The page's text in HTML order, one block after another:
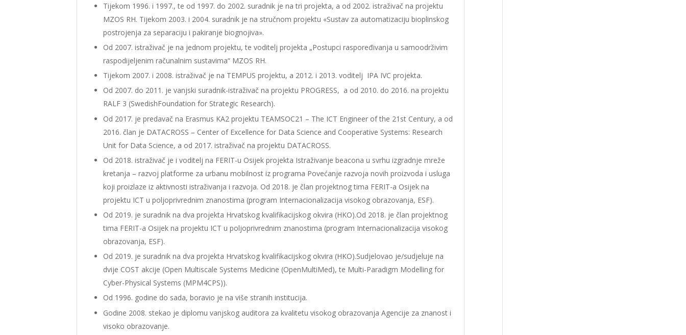
Tijekom 1996. i 1997., te od 1997. do 2002. suradnik je na tri projekta, a od 2002. istraživač na projektu
MZOS RH. Tijekom 2003. i 2004. suradnik je na stručnom projektu «Sustav za automatizaciju bioplinskog
postrojenja za separaciju i pakiranje biognojiva».
Od 2007. istraživač je na jednom projektu, te voditelj projekta „Postupci raspoređivanja u samoodrživim
raspodijeljenim računalnim sustavima“ MZOS RH.
Tijekom 2007. i 2008. istraživač je na TEMPUS projektu, a 2012. i 2013. voditelj IPA IVC projekta.
Od 2007. do 2011. je vanjski suradnik-istraživač na projektu PROGRESS, a od 2010. do 2016. na projektu
RALF 3 (SwedishFoundation for Strategic Research).
Od 2017. je predavač na Erasmus KA2 projektu TEAMSOC21 – The ICT Engineer of the 21st Century, a od
2016. član je DATACROSS – Center of Excellence for Data Science and Cooperative Systems: Research
Unit for Data Science, a od 2017. istraživač na projektu DATACROSS.
Od 2018. istraživač je i voditelj na FERIT-u Osijek projekta Istraživanje beacona u svrhu izgradnje mreže
kretanja – razvoj platforme za urbanu mobilnost iz programa Povećanje razvoja novih proizvoda i usluga
koji proizlaze iz aktivnosti istraživanja i razvoja. Od 2018. je član projektnog tima FERIT-a Osijek na
projektu ICT u poljoprivrednim znanostima (program Internacionalizacija visokog obrazovanja, ESF).
Od 2019. je suradnik na dva projekta Hrvatskog kvalifikacijskog okvira (HKO).Od 2018. je član projektnog
tima FERIT-a Osijek na projektu ICT u poljoprivrednim znanostima (program Internacionalizacija visokog
obrazovanja, ESF).
Od 2019. je suradnik na dva projekta Hrvatskog kvalifikacijskog okvira (HKO).Sudjelovao je/sudjeluje na
dvije COST akcije (Open Multiscale Systems Medicine (OpenMultiMed), te Multi-Paradigm Modelling for
Cyber-Physical Systems (MPM4CPS)).
Od 1996. godine do sada, boravio je na više stranih institucija.
Godine 2008. stekao je diplomu vanjskog auditora za kvalitetu visokog obrazovanja Agencije za znanost i
visoko obrazovanje.